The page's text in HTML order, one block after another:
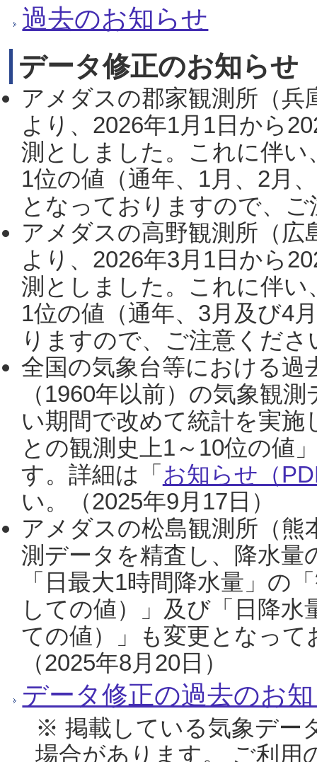
過去のお知らせ
データ修正のお知らせ
アメダスの郡家観測所（
より、2026年1月1日から
測としました。これに伴い
1位の値（通年、1月、2月
となっておりますので、
アメダスの高野観測所（
より、2026年3月1日から
測としました。これに伴い
1位の値（通年、3月及び4
りますので、ご注意くだ
全国の気象台等における過
（1960年以前）の気象観
い期間で改めて統計を実
との観測史上1～10位の値
す。詳細は「 お知らせ（
い。（2025年9月17日）
アメダスの松島観測所（熊
測データを精査し、降水
「日最大1時間降水量」の
しての値）」及び「日降
ての値）」も変更となっ
（2025年8月20日）
データ修正の過去のお
※ 掲載している気象デー
場合があります。 ご利用